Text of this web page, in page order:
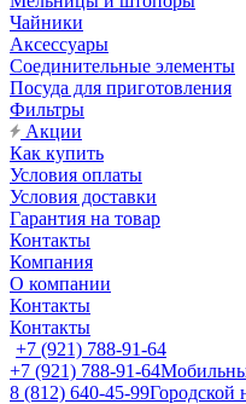
Чайники
Аксессуары
Соединительные элементы
Посуда для приготовления
Фильтры
Акции
Как купить
Условия оплаты
Условия доставки
Гарантия на товар
Контакты
Компания
О компании
Контакты
Контакты
+7 (921) 788-91-64
+7 (921) 788-91-64
8 (812) 640-45-99Городской